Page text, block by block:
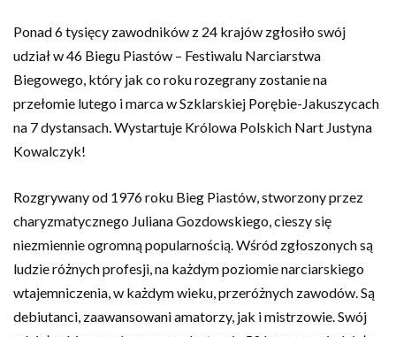
Ponad 6 tysięcy zawodników z 24 krajów zgłosiło swój
udział w 46 Biegu Piastów – Festiwalu Narciarstwa
Biegowego, który jak co roku rozegrany zostanie na
przełomie lutego i marca w Szklarskiej Porębie-Jakuszycach
na 7 dystansach. Wystartuje Królowa Polskich Nart Justyna
Kowalczyk!
Rozgrywany od 1976 roku Bieg Piastów, stworzony przez
charyzmatycznego Juliana Gozdowskiego, cieszy się
niezmiennie ogromną popularnością. Wśród zgłoszonych są
ludzie różnych profesji, na każdym poziomie narciarskiego
wtajemniczenia, w każdym wieku, przeróżnych zawodów. Są
debiutanci, zaawansowani amatorzy, jak i mistrzowie. Swój